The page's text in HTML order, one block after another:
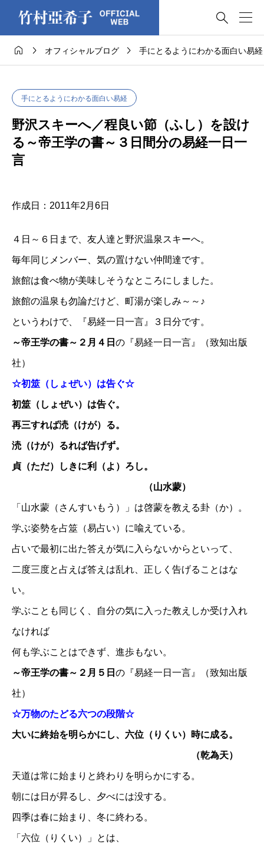

  オフィシャルブログ  手にとるようにわかる面白い易経
手にとるようにわかる面白い易経
野沢スキーへ／程良い節（ふし）を設け
る～帝王学の書～３日間分の易経一日一
言
作成日：2011年2月6日
４日～６日まで、友人達と野沢温泉スキーへ。
毎年同じメンバー、気の置けない仲間達です。
旅館は食べ物が美味しそうなところにしました。
旅館の温泉も勿論だけど、町湯が楽しみ～～♪
というわけで、『易経一日一言』３日分です。
～帝王学の書～２月４日 の『易経一日一言』（致知出版
社）
☆初筮（しょぜい）は告ぐ☆
初筮（しょぜい）は告ぐ。
再三すれば涜（けが）る。
涜（けが）るれば告げず。
貞（ただ）しきに利（よ）ろし。
（山水蒙）
「山水蒙（さんすいもう）」は啓蒙を教える卦（か）。
学ぶ姿勢を占筮（易占い）に喩えている。
占いで最初に出た答えが気に入らないからといって、
二度三度と占えば答えは乱れ、正しく告げることはな
い。
学ぶことも同じく、自分の気に入った教えしか受け入れ
なければ
何も学ぶことはできず、進歩もない。
～帝王学の書～２月５日 の『易経一日一言』（致知出版
社）
☆万物のたどる六つの段階☆
大いに終始を明らかにし、六位（りくい）時に成る。
（乾為天）
天道は常に始まりと終わりを明らかにする。
朝には日が昇るし、夕べには没する。
四季は春に始まり、冬に終わる。
「六位（りくい）」とは、